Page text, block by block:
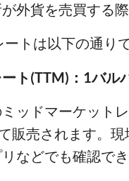
外貨を売買する
トは以下の通りで
ト(TTM)：1バル
ッドマーケット
販売されます。
などでも確認でき